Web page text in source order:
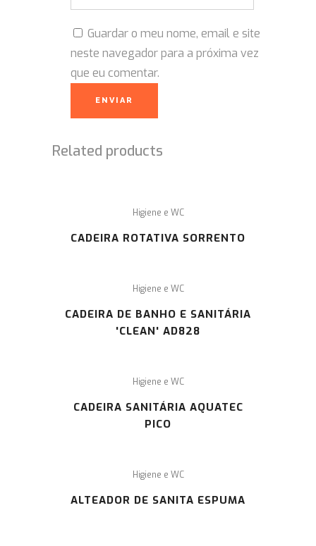
Guardar o meu nome, email e site
neste navegador para a próxima vez
que eu comentar.
Related products
Higiene e WC
CADEIRA ROTATIVA SORRENTO
Higiene e WC
CADEIRA DE BANHO E SANITÁRIA
'CLEAN' AD828
Higiene e WC
CADEIRA SANITÁRIA AQUATEC
PICO
Higiene e WC
ALTEADOR DE SANITA ESPUMA